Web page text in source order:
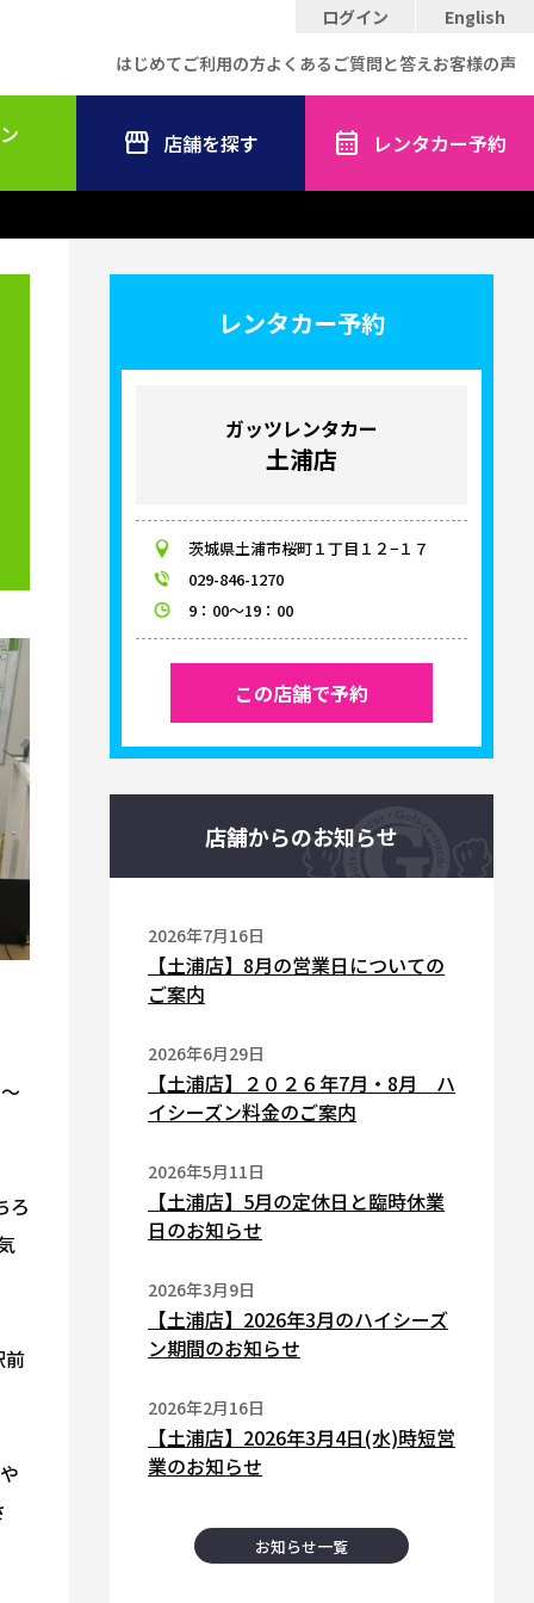
ログイン
English
はじめてご利用の方よくあるご質問と答えお客様の声
店舗を探す レンタカー予約
ろ
前
レンタカー予約
ガッツレンタカー
土浦店
茨城県土浦市桜町１丁目１２−１７
029-846-1270
9：00～19：00
この店舗で予約
店舗からのお知らせ
2026年7月16日
【土浦店】8月の営業日についての
ご案内
2026年6月29日
【土浦店】２０２６年7月・8月 ハ
イシーズン料金のご案内
2026年5月11日
【土浦店】5月の定休日と臨時休業
日のお知らせ
2026年3月9日
【土浦店】2026年3月のハイシーズ
ン期間のお知らせ
2026年2月16日
【土浦店】2026年3月4日(水)時短営
業のお知らせ
お知らせ一覧